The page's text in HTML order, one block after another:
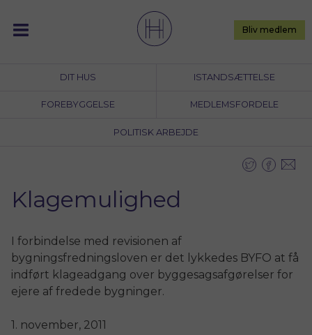
content
DIT HUS ISTANDSÆTTELSE
FOREBYGGELSE MEDLEMSFORDELE
POLITISK ARBEJDE
Bliv medlem
Klagemulighed
I forbindelse med revisionen af
bygningsfredningsloven er det lykkedes BYFO at få
indført klageadgang over byggesagsafgørelser for
ejere af fredede bygninger.
1. november, 2011